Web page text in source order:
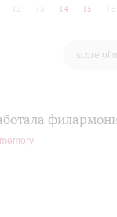
12 13 14 15 16
score of